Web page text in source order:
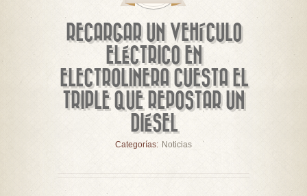
RECARGAR UN VEHÍCULO
ELÉCTRICO EN
ELECTROLINERA CUESTA EL
TRIPLE QUE REPOSTAR UN
DIÉSEL
Categorías: Noticias